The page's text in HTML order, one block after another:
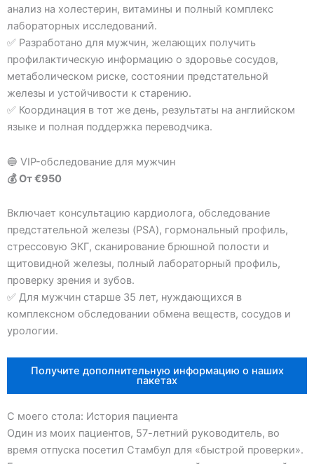
анализ на холестерин, витамины и полный комплекс
лабораторных исследований.
✅ Разработано для мужчин, желающих получить
профилактическую информацию о здоровье сосудов,
метаболическом риске, состоянии предстательной
железы и устойчивости к старению.
✅ Координация в тот же день, результаты на английском
языке и полная поддержка переводчика.
🔵 VIP-обследование для мужчин
💰 От €950
Включает консультацию кардиолога, обследование
предстательной железы (PSA), гормональный профиль,
стрессовую ЭКГ, сканирование брюшной полости и
щитовидной железы, полный лабораторный профиль,
проверку зрения и зубов.
✅ Для мужчин старше 35 лет, нуждающихся в
комплексном обследовании обмена веществ, сосудов и
урологии.
Получите дополнительную информацию о наших
пакетах
С моего стола: История пациента
Один из моих пациентов, 57-летний руководитель, во
время отпуска посетил Стамбул для «быстрой проверки».